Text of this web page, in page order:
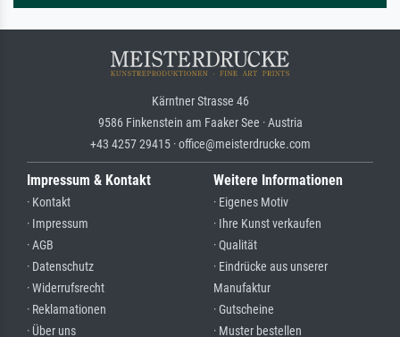
Kärntner Strasse 46
9586 Finkenstein am Faaker See · Austria
+43 4257 29415 · office@meisterdrucke.com
Impressum & Kontakt
· Kontakt
· Impressum
· AGB
· Datenschutz
· Widerrufsrecht
· Reklamationen
· Über uns
Weitere Informationen
· Eigenes Motiv
· Ihre Kunst verkaufen
· Qualität
· Eindrücke aus unserer
Manufaktur
· Gutscheine
· Muster bestellen